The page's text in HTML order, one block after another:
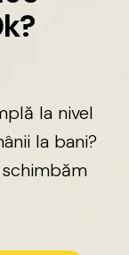
k?
la nivel
la bani?
schimbăm